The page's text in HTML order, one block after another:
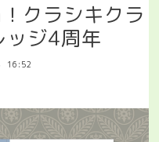
クラシキクラ
ッジ4周年
16:52